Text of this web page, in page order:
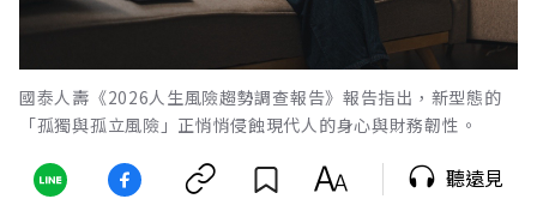
國泰人壽《2026人生風險趨勢調查報告》報告指出，新型態的
「孤獨與孤立風險」正悄悄侵蝕現代人的身心與財務韌性。
聽遠見